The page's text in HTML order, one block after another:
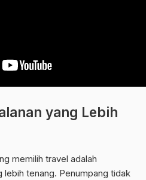
yang Lebih
memilih travel adalah
lebih tenang. Penumpang tidak